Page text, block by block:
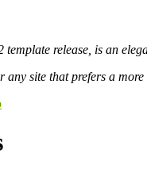
template release, is an
any site that prefers a more